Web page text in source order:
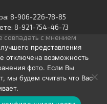
8-906-226-78-85
8-921-754-46-73
с мнением
представления
отключена возможность
фото. Если Вы
мы будем считать что Вас